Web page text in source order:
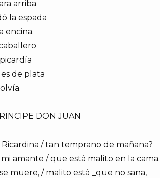
arriba
la espada
encina.
de plata
DON JUAN
Ricardina / tan temprano de mañana?
amante / que está malito en la cama.
muere, / malito está _que no sana,